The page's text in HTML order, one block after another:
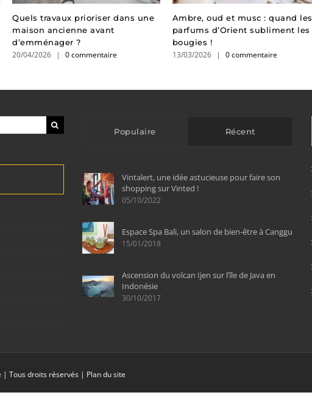
Quels travaux prioriser dans une
maison ancienne avant
d’emménager ?
20/04/2026 | 0 commentaire
Ambre, oud et musc : quand les
parfums d’Orient subliment les
bougies !
13/03/2026 | 0 commentaire
Populaire Récent
Vintalert, une idée astucieuse pour faire son
shopping sur Vinted !
05/10/2022
Espace Spa Bali, un salon de bien-être à Canggu
15/01/2018
Ascension du volcan Ijen sur l’île de Java en
Indonésie
30/10/2017
| Tous droits réservés | Plan du site